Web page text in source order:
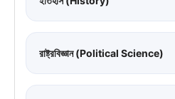
রাষ্ট্রবিজ্ঞান (Political Science)